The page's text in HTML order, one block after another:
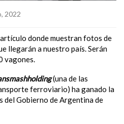
2022
donde muestran fotos de
llegarán a nuestro país. Serán
vagones.
(una de las
ferroviario) ha ganado la
del Gobierno de Argentina de